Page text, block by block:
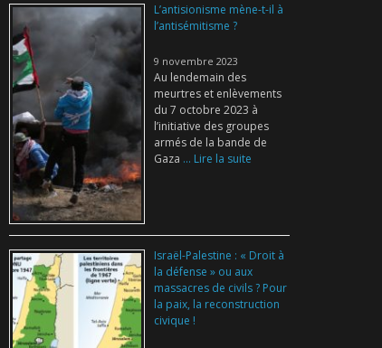
L’antisionisme mène-t-il à
l’antisémitisme ?
9 novembre 2023
Au lendemain des
meurtres et enlèvements
du 7 octobre 2023 à
l’initiative des groupes
armés de la bande de
Gaza ... Lire la suite
Israël-Palestine : « Droit à
la défense » ou aux
massacres de civils ? Pour
la paix, la reconstruction
civique !